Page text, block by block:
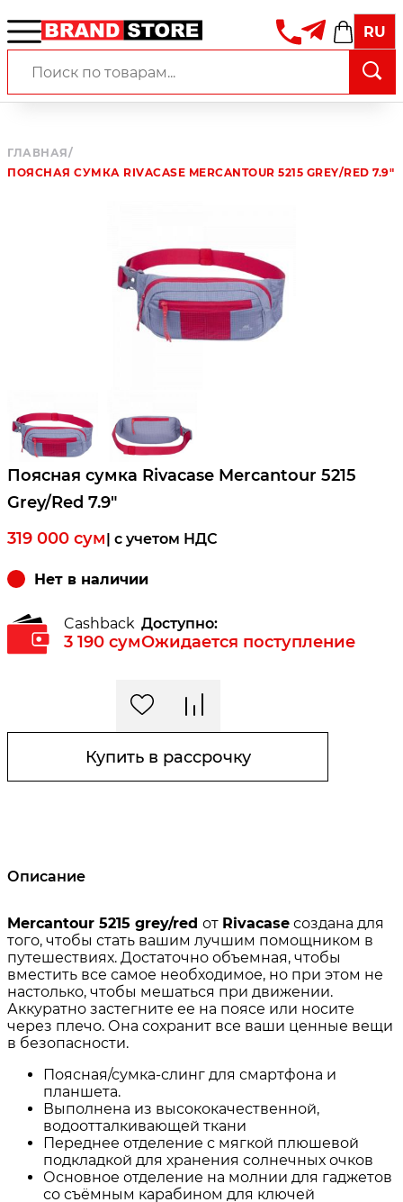
RU
ГЛАВНАЯ/
ПОЯСНАЯ СУМКА RIVACASE MERCANTOUR 5215 GREY/RED 7.9"
Поясная сумка Rivacase Mercantour 5215
Grey/Red 7.9"
319 000 сум| c учетом НДС
Нет в наличии
Cashback
3 190 сум
Доступно:
Ожидается поступление
Купить в рассрочку
Описание